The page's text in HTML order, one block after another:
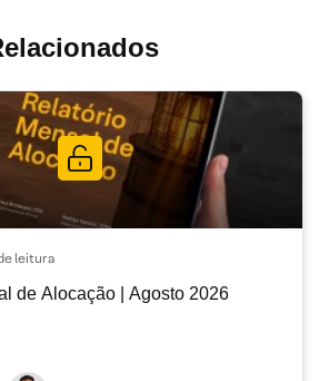
leitura
de Alocação | Agosto 2026